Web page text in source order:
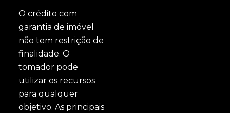
O crédito com
garantia de imóvel
não tem restrição de
finalidade. O
tomador pode
utilizar os recursos
para qualquer
objetivo. As principais